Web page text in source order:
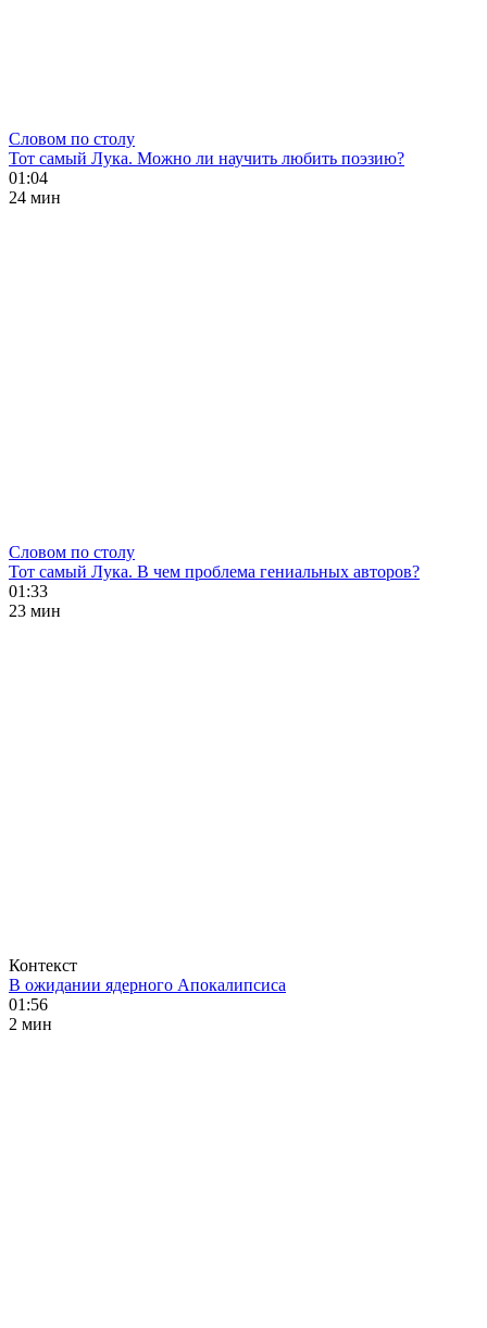
Словом по столу
Тот самый Лука. Можно ли научить любить поэзию?
01:04
24 мин
Словом по столу
Тот самый Лука. В чем проблема гениальных авторов?
01:33
23 мин
Контекст
В ожидании ядерного Апокалипсиса
01:56
2 мин